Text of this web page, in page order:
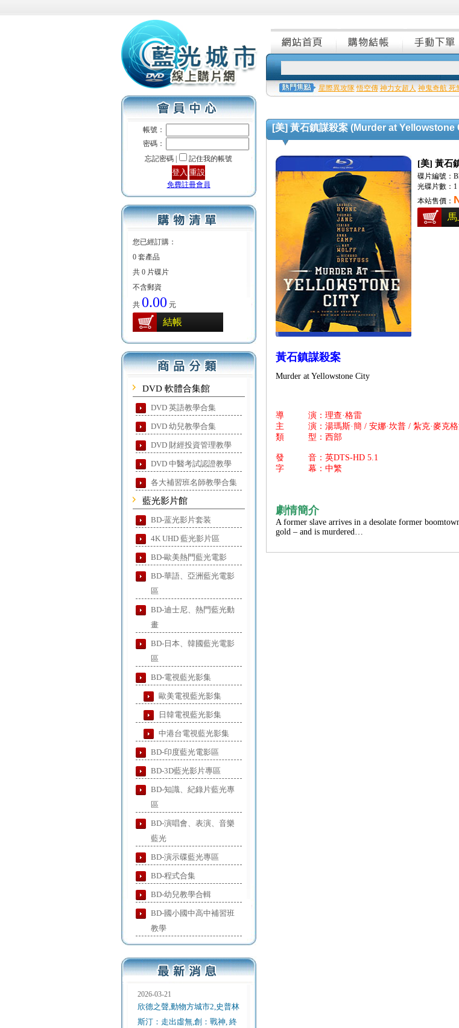
帳號：
密碼：
忘記密碼 |
記住我的帳號
免費註冊會員
您已經訂購：
0 套產品
共 0 片碟片
不含郵資
共 0.00 元
結帳
DVD 軟體合集館
DVD 英語教學合集
DVD 幼兒教學合集
DVD 財經投資管理教學
DVD 中醫考試認證教學
各大補習班名師教學合集
藍光影片館
BD-蓝光影片套装
4K UHD 藍光影片區
BD-歐美熱門藍光電影
BD-華語、亞洲藍光電影
區
BD-迪士尼、熱門藍光動
畫
BD-日本、韓國藍光電影
區
BD-電視藍光影集
歐美電視藍光影集
日韓電視藍光影集
中港台電視藍光影集
BD-印度藍光電影區
BD-3D藍光影片專區
BD-知識、紀錄片藍光專
區
BD-演唱會、表演、音樂
藍光
BD-演示碟藍光專區
BD-程式合集
BD-幼兒教學合輯
BD-國小國中高中補習班
教學
2026-03-21
欣德之聲,動物方城市2,史普林
斯汀：走出虛無,創：戰神, 終
星際異攻隊 悟空傳 神力女超人 神鬼奇航 死
[美] 黃石鎮謀殺案 (Murder at Yellowstone
[美] 黃石
碟片編號：
光碟片數：1
本站售價：
黃石鎮謀殺案
Murder at Yellowstone City
導 演：理查·格雷
主 演：湯瑪斯·簡 / 安娜·坎普 / 紮克·麥克格
類 型：西部
發 音：英DTS-HD 5.1
字 幕：中繁
劇情簡介
A former slave arrives in a desolate former
gold – and is murdered…